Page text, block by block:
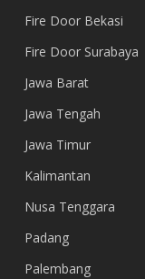
Fire Door Bekasi
Fire Door Surabaya
Jawa Barat
Jawa Tengah
Jawa Timur
Kalimantan
Nusa Tenggara
Padang
Palembang